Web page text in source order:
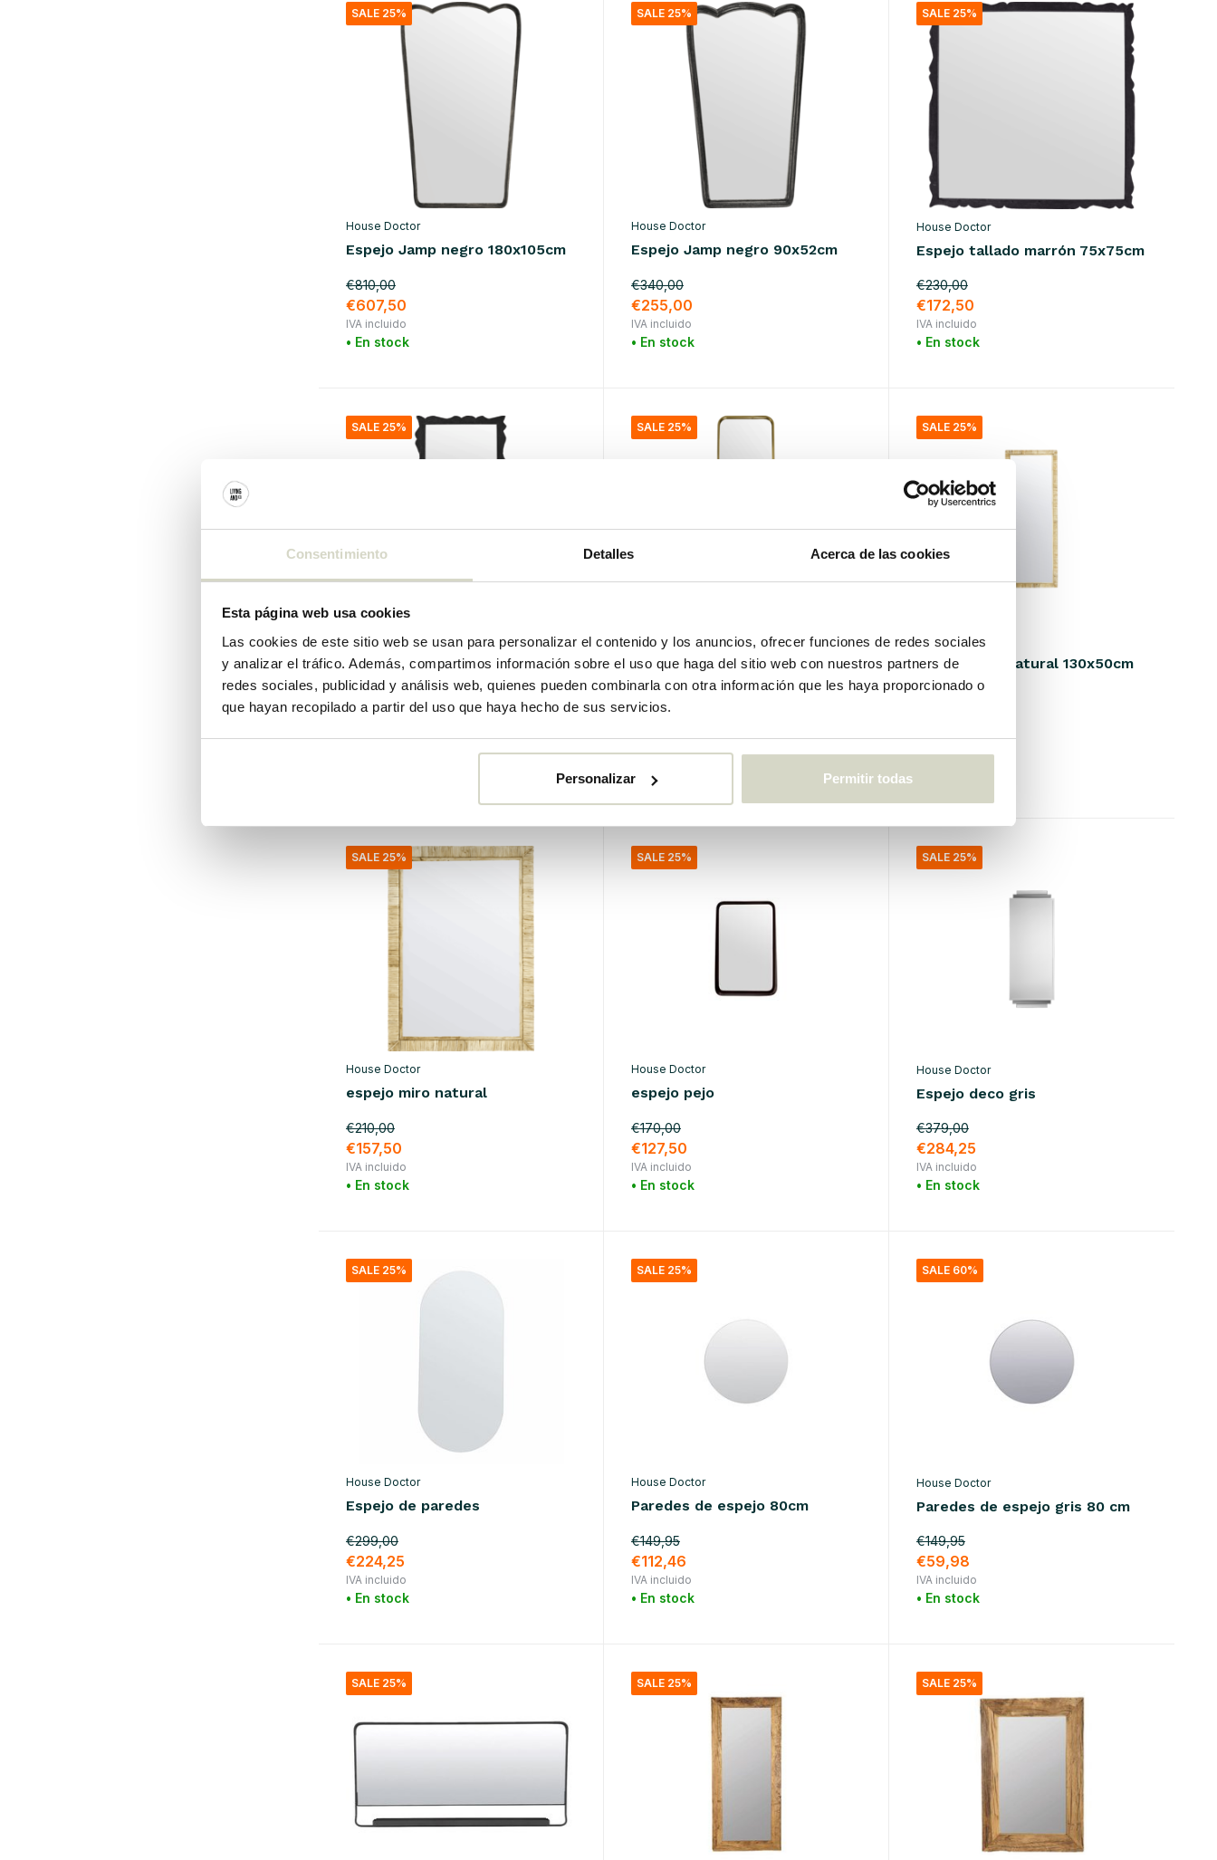
Consentimiento Detalles Acerca de las cookies
Esta página web usa cookies
Las cookies de este sitio web se usan para personalizar el contenido y los anuncios, ofrecer funciones de redes sociales
y analizar el tráfico. Además, compartimos información sobre el uso que haga del sitio web con nuestros partners de
redes sociales, publicidad y análisis web, quienes pueden combinarla con otra información que les haya proporcionado o
que hayan recopilado a partir del uso que haya hecho de sus servicios.
Personalizar Permitir todas
SALE 25%
House Doctor
Espejo Jamp negro 180x105cm
€810,00
€607,50
IVA incluido
• En stock
SALE 25%
House Doctor
Espejo Jamp negro 90x52cm
€340,00
€255,00
IVA incluido
• En stock
SALE 25%
House Doctor
Espejo tallado marrón 75x75cm
€230,00
€172,50
IVA incluido
• En stock
SALE 25%
House Doctor
Espejo tallado marrón
75x31,5cm
€180,00
€135,00
SALE 25%
House Doctor
Espejo dorado 129x35cm
€230,00
€172,50
IVA incluido
• En stock
SALE 25%
House Doctor
Espejo Miro natural 130x50cm
€277,50
IVA incluido
SALE 25%
House Doctor
espejo miro natural
€210,00
€157,50
IVA incluido
• En stock
SALE 25%
House Doctor
espejo pejo
€170,00
€127,50
IVA incluido
• En stock
SALE 25%
House Doctor
Espejo deco gris
€379,00
€284,25
IVA incluido
• En stock
SALE 25%
House Doctor
Espejo de paredes
€299,00
€224,25
IVA incluido
• En stock
SALE 25%
House Doctor
Paredes de espejo 80cm
€149,95
€112,46
IVA incluido
• En stock
SALE 60%
House Doctor
Paredes de espejo gris 80 cm
€149,95
€59,98
IVA incluido
• En stock
SALE 25% SALE 25% SALE 25%